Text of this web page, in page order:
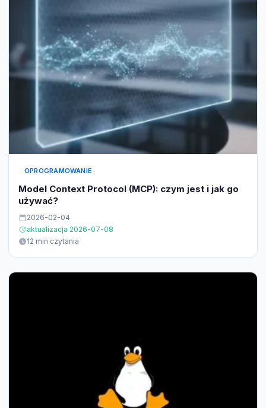
OPROGRAMOWANIE
Model Context Protocol (MCP): czym jest i jak go
używać?
2026-02-04
aktualizacja 2026-07-08
12 min czytania